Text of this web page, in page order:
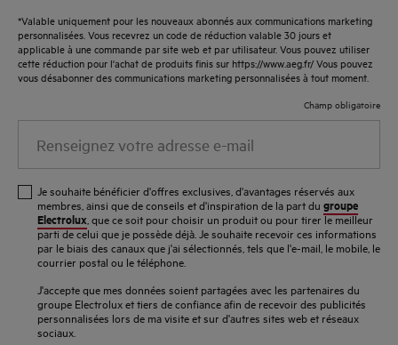
*Valable uniquement pour les nouveaux abonnés aux communications marketing
personnalisées. Vous recevrez un code de réduction valable 30 jours et
applicable à une commande par site web et par utilisateur. Vous pouvez utiliser
cette réduction pour l'achat de produits finis sur https://www.aeg.fr/ Vous pouvez
vous désabonner des communications marketing personnalisées à tout moment.
Champ obligatoire
votre
e-
mail
Je souhaite bénéficier d'offres exclusives, d'avantages réservés aux
membres, ainsi que de conseils et d'inspiration de la part du groupe
Electrolux , que ce soit pour choisir un produit ou pour tirer le meilleur
parti de celui que je possède déjà. Je souhaite recevoir ces informations
par le biais des canaux que j'ai sélectionnés, tels que l'e-mail, le mobile, le
courrier postal ou le téléphone.
J'accepte que mes données soient partagées avec les partenaires du
groupe Electrolux et tiers de confiance afin de recevoir des publicités
personnalisées lors de ma visite et sur d'autres sites web et réseaux
sociaux.